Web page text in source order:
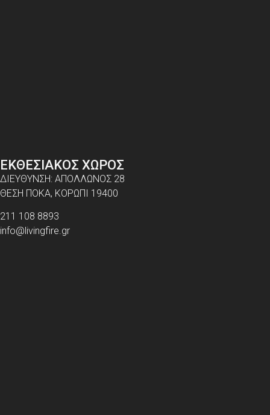
ΕΚΘΕΣΙΑΚΟΣ ΧΩΡΟΣ
ΔΙΕΥΘΥΝΣΗ: ΑΠΟΛΛΩΝΟΣ 28
ΘΕΣΗ ΠΟΚΑ, ΚΟΡΩΠΙ 19400
211 108 8893
info@livingfire.gr